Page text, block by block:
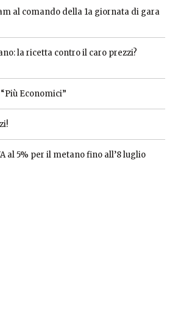
al comando della 1a giornata di gara
la ricetta contro il caro prezzi?
Economici”
al 5% per il metano fino all’8 luglio